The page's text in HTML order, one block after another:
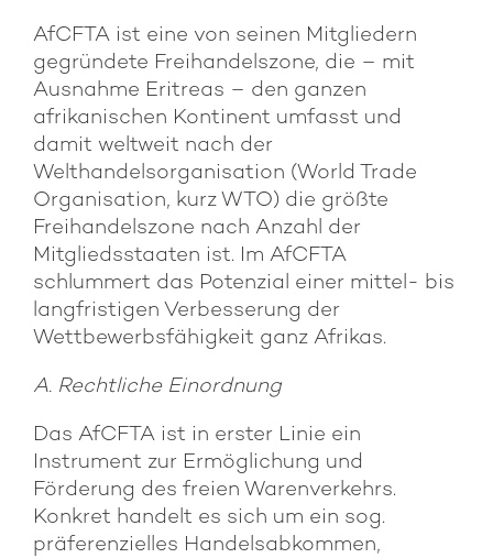
AfCFTA ist eine von seinen Mitgliedern
gegründete Freihandelszone, die – mit
Ausnahme Eritreas – den ganzen
afrikanischen Kontinent umfasst und
damit weltweit nach der
Welthandelsorganisation (World Trade
Organisation, kurz WTO) die größte
Freihandelszone nach Anzahl der
Mitgliedsstaaten ist. Im AfCFTA
schlummert das Potenzial einer mittel- bis
langfristigen Verbesserung der
Wettbewerbsfähigkeit ganz Afrikas.
A. Rechtliche Einordnung
Das AfCFTA ist in erster Linie ein
Instrument zur Ermöglichung und
Förderung des freien Warenverkehrs.
Konkret handelt es sich um ein sog.
präferenzielles Handelsabkommen,